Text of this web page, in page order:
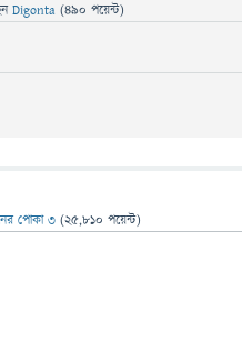
Digonta (490 পয়েন্ট)
পোকা ৩ (25,810 পয়েন্ট)